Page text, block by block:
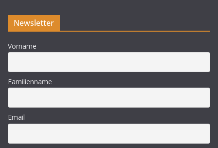
Newsletter
Vorname
Familienname
Email